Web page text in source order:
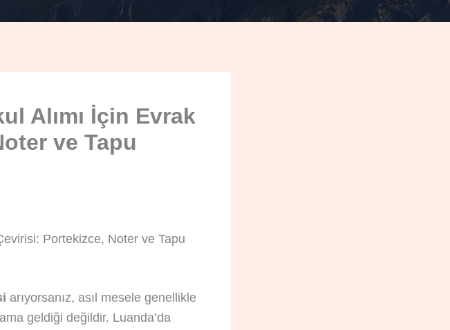
Alımı İçin Evrak
ve Tapu
Portekizce, Noter ve Tapu
arıyorsanız, asıl mesele genellikle
geldiği değildir. Luanda’da